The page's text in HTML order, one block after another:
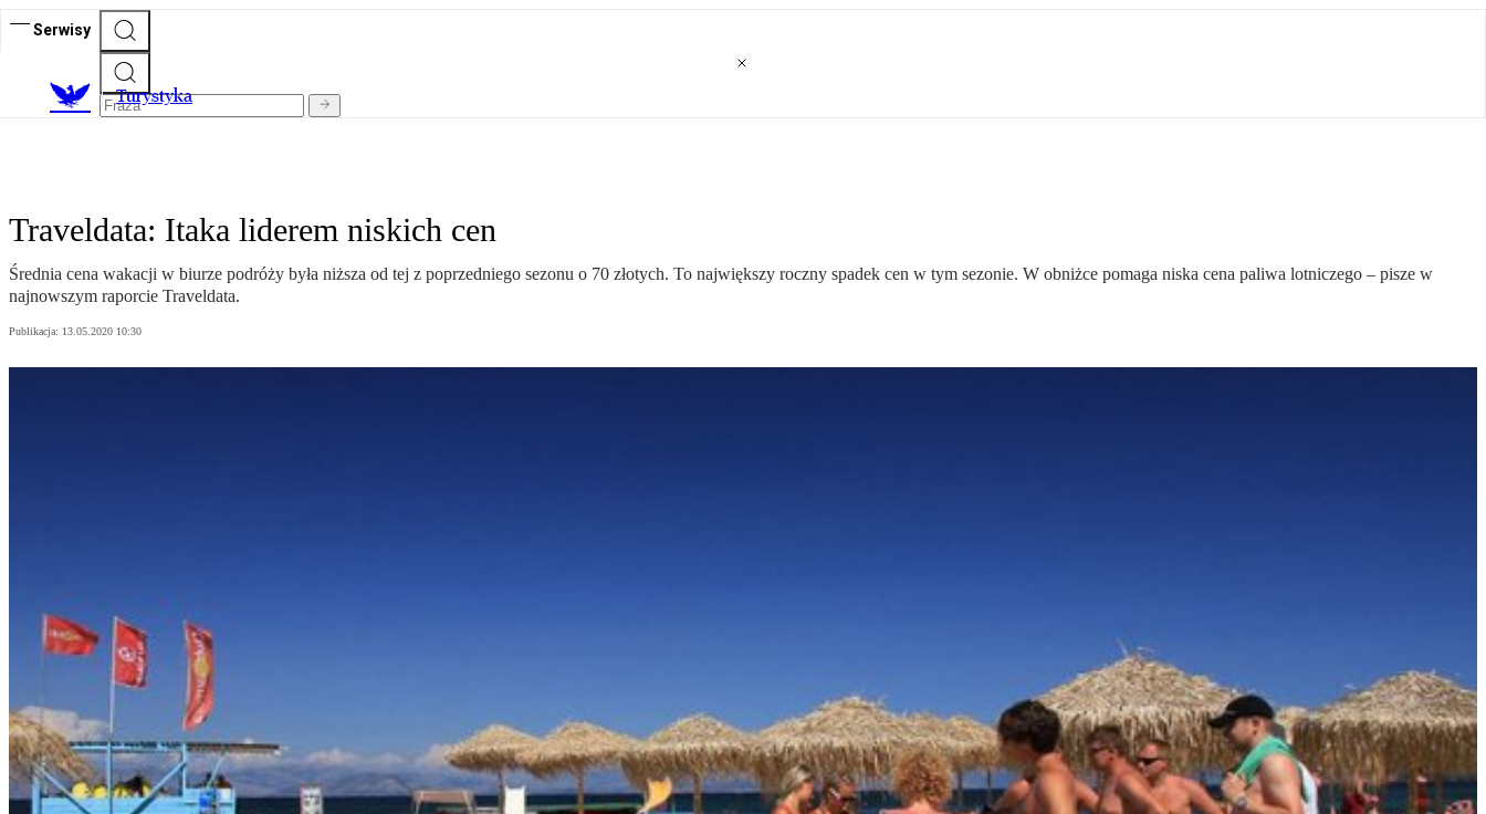
Serwisy
Turystyka
Traveldata: Itaka liderem niskich cen
Średnia cena wakacji w biurze podróży była niższa od tej z poprzedniego sezonu o 70 złotych. To największy roczny spadek cen w tym sezonie. W obniżce pomaga niska cena paliwa lotniczego – pisze w
najnowszym raporcie Traveldata.
Publikacja: 13.05.2020 10:30